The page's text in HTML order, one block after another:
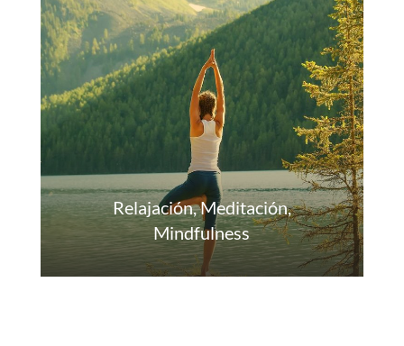
Relajación, Meditación,
Mindfulness